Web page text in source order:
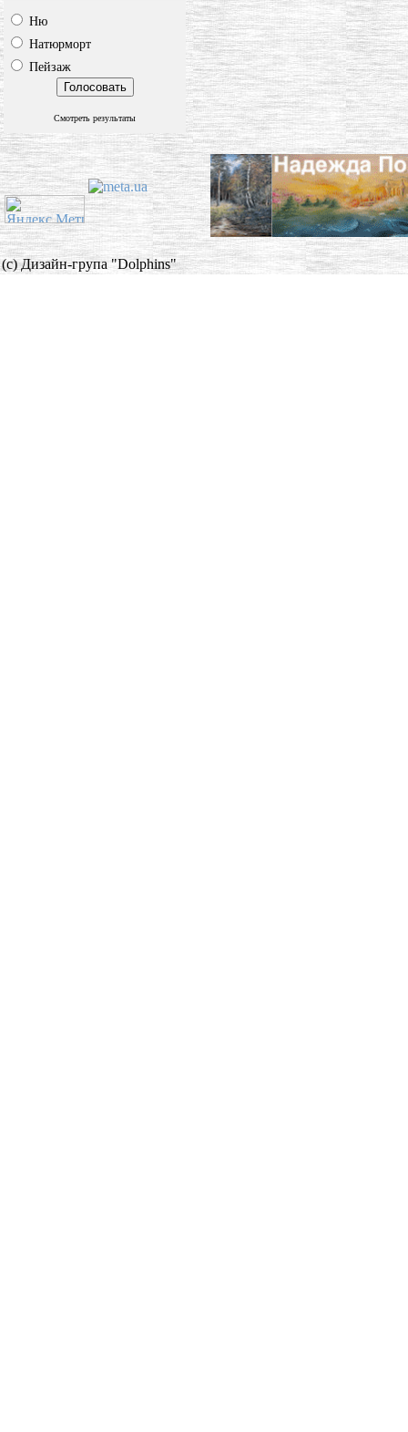
Ню
Натюрморт
Пейзаж
Смотреть результаты
(c) Дизайн-група "Dolphins"